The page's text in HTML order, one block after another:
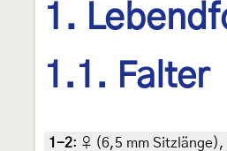
1.
1.1. Falter
1-2: ♀ (6,5 mm